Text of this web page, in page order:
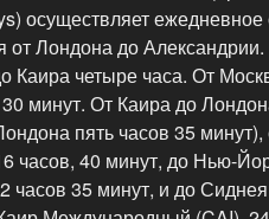
осуществляет
от Лондона до
Каира четыре часа. От
минут. От Каира до
пять часов 35
часов, 40 минут, до Нью-
часов 35 минут, и до